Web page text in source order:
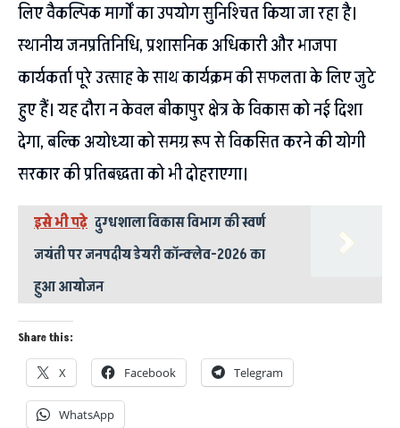
लिए वैकल्पिक मार्गों का उपयोग सुनिश्चित किया जा रहा है।
स्थानीय जनप्रतिनिधि, प्रशासनिक अधिकारी और भाजपा
कार्यकर्ता पूरे उत्साह के साथ कार्यक्रम की सफलता के लिए जुटे
हुए हैं। यह दौरा न केवल बीकापुर क्षेत्र के विकास को नई दिशा
देगा, बल्कि अयोध्या को समग्र रूप से विकसित करने की योगी
सरकार की प्रतिबद्धता को भी दोहराएगा।
इसे भी पढ़े दुग्धशाला विकास विभाग की स्वर्ण
जयंती पर जनपदीय डेयरी कॉन्क्लेव-2026 का
हुआ आयोजन
Share this:
X Facebook Telegram
WhatsApp